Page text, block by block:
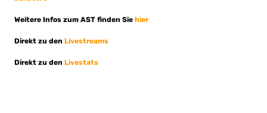
Weitere Infos zum AST finden Sie hier
Direkt zu den Livestreams
Direkt zu den Livestats